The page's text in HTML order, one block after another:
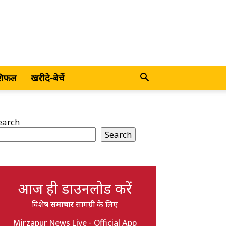
खरीदे-बेचें
Search
आज ही डाउनलोड करें
विशेषसमाचारसामग्री के लिए